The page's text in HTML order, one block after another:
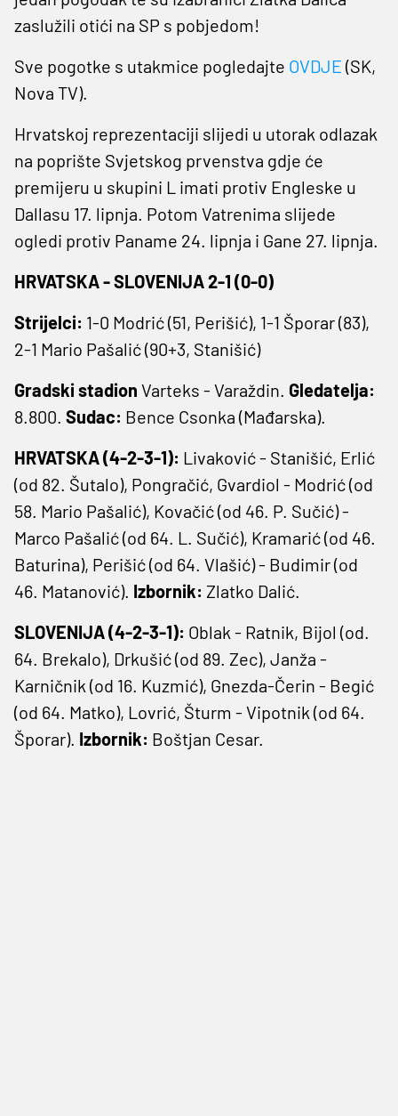
zaslužili otići na SP s pobjedom!
Sve pogotke s utakmice pogledajte OVDJE (SK,
Nova TV).
Hrvatskoj reprezentaciji slijedi u utorak odlazak
na poprište Svjetskog prvenstva gdje će
premijeru u skupini L imati protiv Engleske u
Dallasu 17. lipnja. Potom Vatrenima slijede
ogledi protiv Paname 24. lipnja i Gane 27. lipnja.
HRVATSKA - SLOVENIJA 2-1 (0-0)
Strijelci: 1-0 Modrić (51, Perišić), 1-1 Šporar (83),
2-1 Mario Pašalić (90+3, Stanišić)
Gradski stadion Varteks - Varaždin. Gledatelja:
8.800. Sudac: Bence Csonka (Mađarska).
HRVATSKA (4-2-3-1): Livaković - Stanišić, Erlić
(od 82. Šutalo), Pongračić, Gvardiol - Modrić (od
58. Mario Pašalić), Kovačić (od 46. P. Sučić) -
Marco Pašalić (od 64. L. Sučić), Kramarić (od 46.
Baturina), Perišić (od 64. Vlašić) - Budimir (od
46. Matanović). Izbornik: Zlatko Dalić.
SLOVENIJA (4-2-3-1): Oblak - Ratnik, Bijol (od.
64. Brekalo), Drkušić (od 89. Zec), Janža -
Karničnik (od 16. Kuzmić), Gnezda-Čerin - Begić
(od 64. Matko), Lovrić, Šturm - Vipotnik (od 64.
Šporar). Izbornik: Boštjan Cesar.